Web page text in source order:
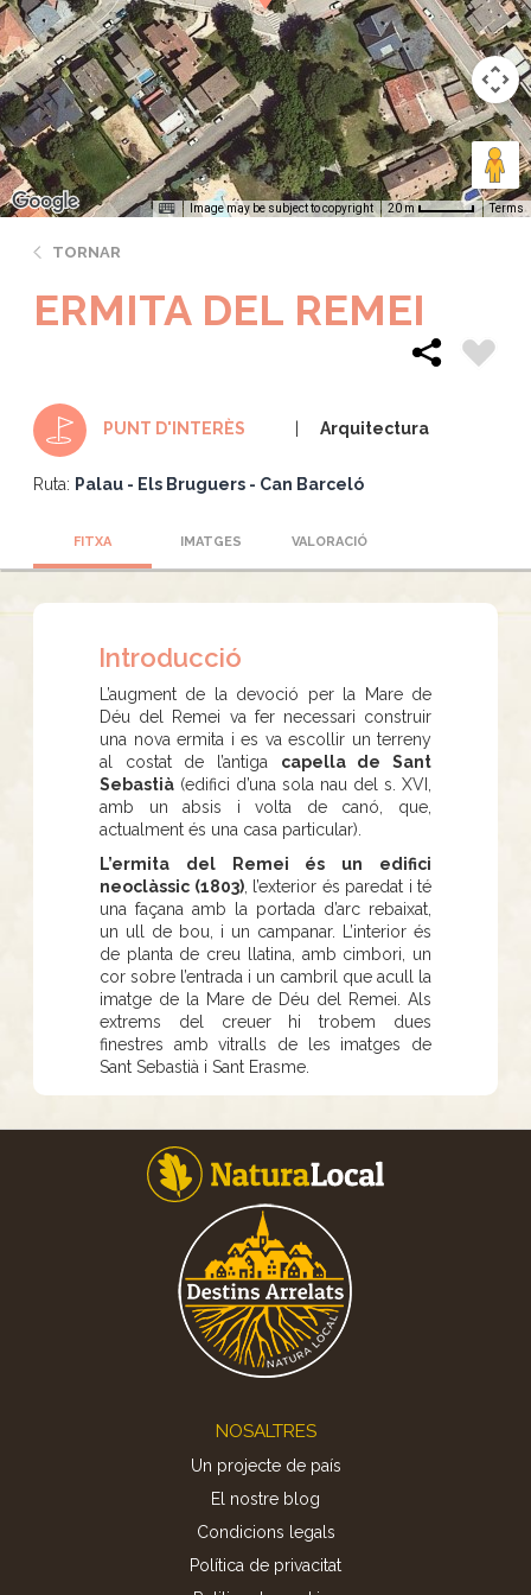
Image may be subject to copyright 20 m Terms
TORNAR
ERMITA DEL REMEI
PUNT D'INTERÈS Arquitectura
Ruta: Palau - Els Bruguers - Can Barceló
FITXA IMATGES VALORACIÓ
Introducció
L’augment de la devoció per la Mare de
Déu del Remei va fer necessari construir
una nova ermita i es va escollir un terreny
al costat de l’antiga capella de Sant
Sebastià (edifici d’una sola nau del s. XVI,
amb un absis i volta de canó, que,
actualment és una casa particular).
L’ermita del Remei és un edifici
neoclàssic (1803), l’exterior és paredat i té
una façana amb la portada d’arc rebaixat,
un ull de bou, i un campanar. L’interior és
de planta de creu llatina, amb cimbori, un
cor sobre l’entrada i un cambril que acull la
imatge de la Mare de Déu del Remei. Als
extrems del creuer hi trobem dues
finestres amb vitralls de les imatges de
Sant Sebastià i Sant Erasme.
NOSALTRES
Un projecte de país
El nostre blog
Condicions legals
Política de privacitat